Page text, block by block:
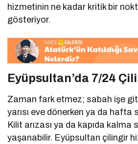
hizmetinin ne kadar kritik bir
gösteriyor.
Eyüpsultan’da 7/24
Zaman fark etmez; sabah işe
yarısı eve dönerken ya da
Kilit arızası ya da kapıda kalma
yaşanabilir. Eyüpsultan çilingir